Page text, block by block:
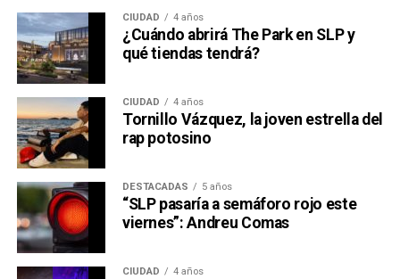
CIUDAD 4 años
¿Cuándo abrirá The Park en SLP y
qué tiendas tendrá?
CIUDAD 4 años
Tornillo Vázquez, la joven estrella del
rap potosino
DESTACADAS 5 años
“SLP pasaría a semáforo rojo este
viernes”: Andreu Comas
CIUDAD 4 años